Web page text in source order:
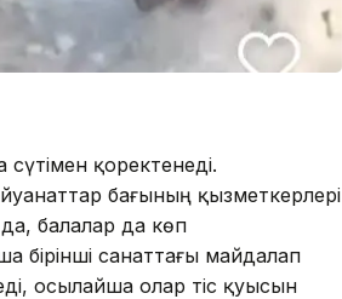
қоректенеді.
бағының қызметкерлері
балалар да көп
санаттағы майдалап
осылайша олар тіс қуысын